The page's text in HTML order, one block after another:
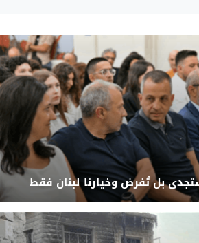
بل تُفرض وخيارنا لبنان فقط